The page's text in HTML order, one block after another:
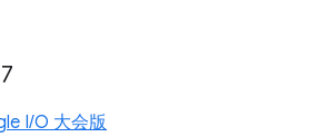
I/O 大会版